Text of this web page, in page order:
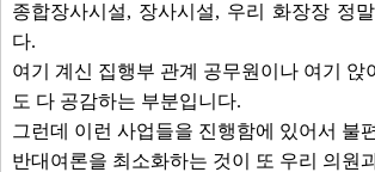
종합장사시설, 장사시설, 우리 화장장 정
다.
여기 계신 집행부 관계 공무원이나 여기 앉
도 다 공감하는 부분입니다.
그런데 이런 사업들을 진행함에 있어서 불
반대여론을 최소화하는 것이 또 우리 의원